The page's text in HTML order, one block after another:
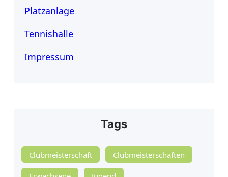
Platzanlage
Tennishalle
Impressum
Tags
Clubmeisterschaft Clubmeisterschaften